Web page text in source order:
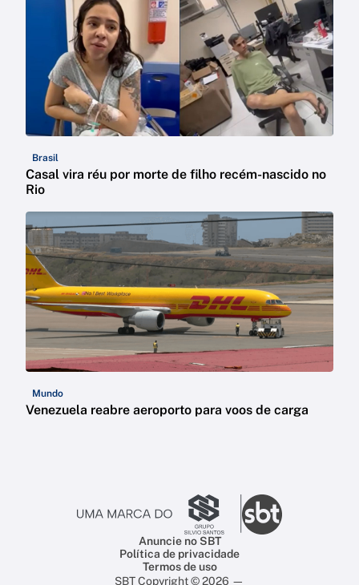
Brasil
Casal vira réu por morte de filho recém-nascido no
Rio
Mundo
Venezuela reabre aeroporto para voos de carga
Anuncie no SBT
Política de privacidade
Termos de uso
SBT Copyright © 2026 —